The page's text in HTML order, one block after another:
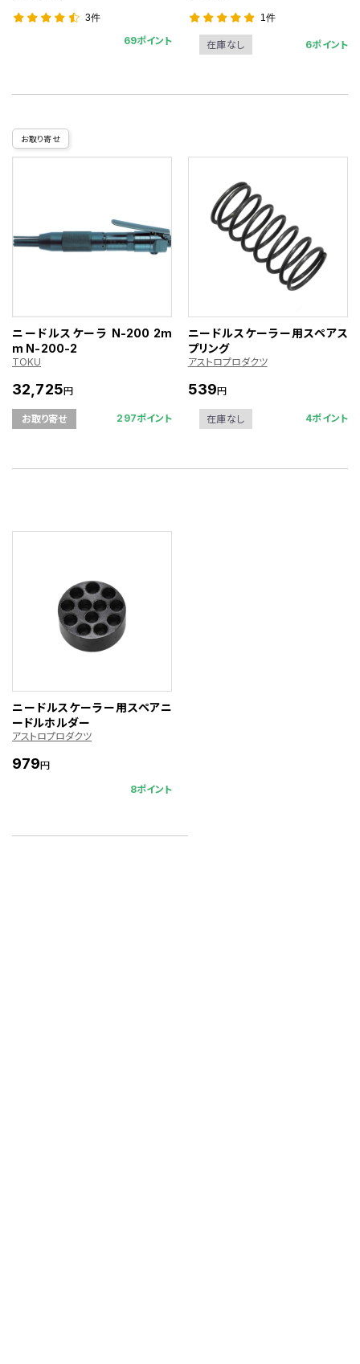
3件
69ポイント
1件
在庫なし 6ポイント
お取り寄せ
ニードルスケーラ N-200 2m
m N-200-2
TOKU
32,725円
お取り寄せ 297ポイント
ニードルスケーラー用スペアス
プリング
アストロプロダクツ
539円
在庫なし 4ポイント
ニードルスケーラー用スペアニ
ードルホルダー
アストロプロダクツ
979円
8ポイント